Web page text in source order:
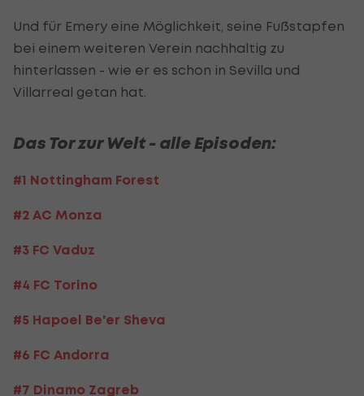
Und für Emery eine Möglichkeit, seine Fußstapfen
bei einem weiteren Verein nachhaltig zu
hinterlassen - wie er es schon in Sevilla und
Villarreal getan hat.
Das Tor zur Welt - alle Episoden:
#1 Nottingham Forest
#2 AC Monza
#3 FC Vaduz
#4 FC Torino
#5 Hapoel Be'er Sheva
#6 FC Andorra
#7 Dinamo Zagreb